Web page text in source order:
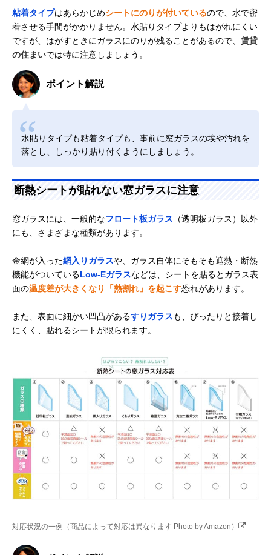
粘着タイプはあらかじめシートにのりが付いているので、水で密
着させる手間がかかりません。水貼りタイプよりもはがれにくい
ですが、はがすときにガラスにのりが残ることがあるので、 賃貸
の住まいでは特に注意しましょう。
ポイント解説
水貼りタイプも粘着タイプも、事前に窓ガラスの埃や汚れを
落とし、しっかり貼り付くようにしましょう。
断熱シートが貼れない窓ガラスに注意
窓ガラスには、一般的なフロート板ガラス （透明板ガラス）以外
にも、さまざまな種類があります。
金網が入った網入りガラスや、ガラス自体にそもそも遮熱・断熱
機能がついているLow-Eガラスなどは、シートを貼るとガラス表
面の温度差が大きくなり「熱割れ」を起こす恐れがあります。
また、表面に細かい凹凸があるすりガラスも、ぴったりと接着し
にくく、貼れるシートが限られます。
対応状況の一例（商品によって対応は異なります Photo by Amazon）